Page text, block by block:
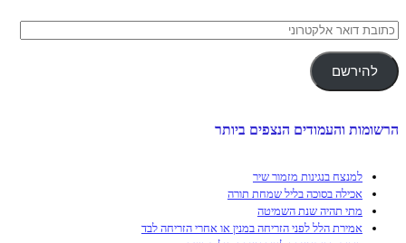
כתובת
אלקטרוני
להירשם
הרשומות והעמודים הנצפים ביותר
למנצח בנגינות מזמור שיר
אכילה בסוכה בליל שמחת תורה
מתי תהיה שנת השמיטה
אמירת הלל לפני הזריחה במנין או אחרי הזריחה לבד